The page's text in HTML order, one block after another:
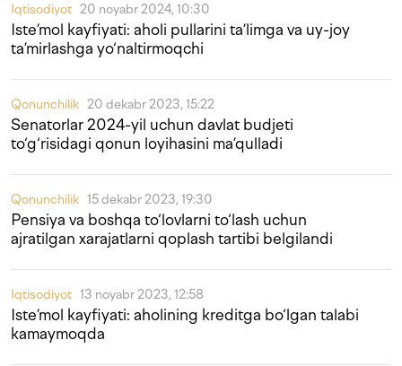
Iqtisodiyot 20 noyabr 2024, 10:30
Iste’mol kayfiyati: aholi pullarini ta’limga va uy-joy
ta’mirlashga yo‘naltirmoqchi
Qonunchilik 20 dekabr 2023, 15:22
Senatorlar 2024-yil uchun davlat budjeti
to‘g‘risidagi qonun loyihasini ma’qulladi
Qonunchilik 15 dekabr 2023, 19:30
Pensiya va boshqa to‘lovlarni to‘lash uchun
ajratilgan xarajatlarni qoplash tartibi belgilandi
Iqtisodiyot 13 noyabr 2023, 12:58
Iste’mol kayfiyati: aholining kreditga bo‘lgan talabi
kamaymoqda